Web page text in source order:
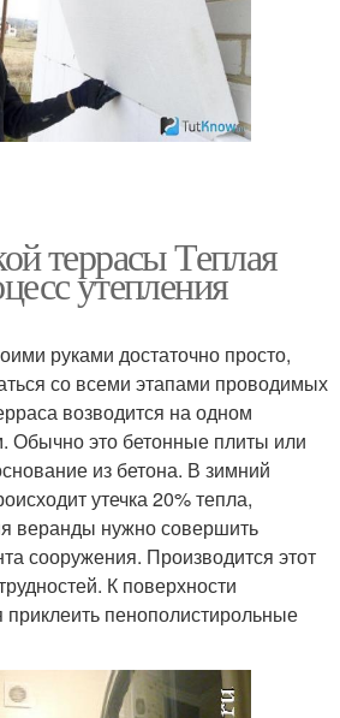
террасы Теплая
утепления
руками достаточно просто,
со всеми этапами проводимых
возводится на одном
Обычно это бетонные плиты или
из бетона. В зимний
утечка 20% тепла,
веранды нужно совершить
сооружения. Производится этот
К поверхности
приклеить пенополистирольные